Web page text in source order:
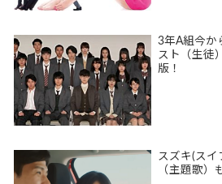
3年A組今か
スト（生徒
版！
スズキ(スイ
（主題歌）